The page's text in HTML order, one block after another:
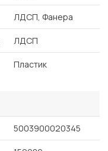
ЛДСП, Фанера
ЛДСП
Пластик
5003900020345